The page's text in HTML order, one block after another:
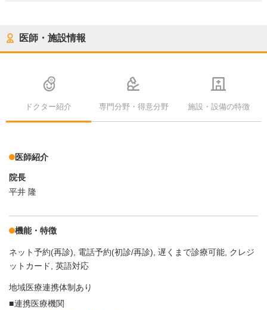
医師・施設情報
ドクター紹介 専門分野・得意分野 施設・設備の特徴
医師紹介
院長
平井 隆
機能・特徴
ネット予約(再診) 電話予約(初診/再診) 遅くまで診療可能 クレジ
ットカード
英語対応
地域医療連携体制あり
連携医療機関